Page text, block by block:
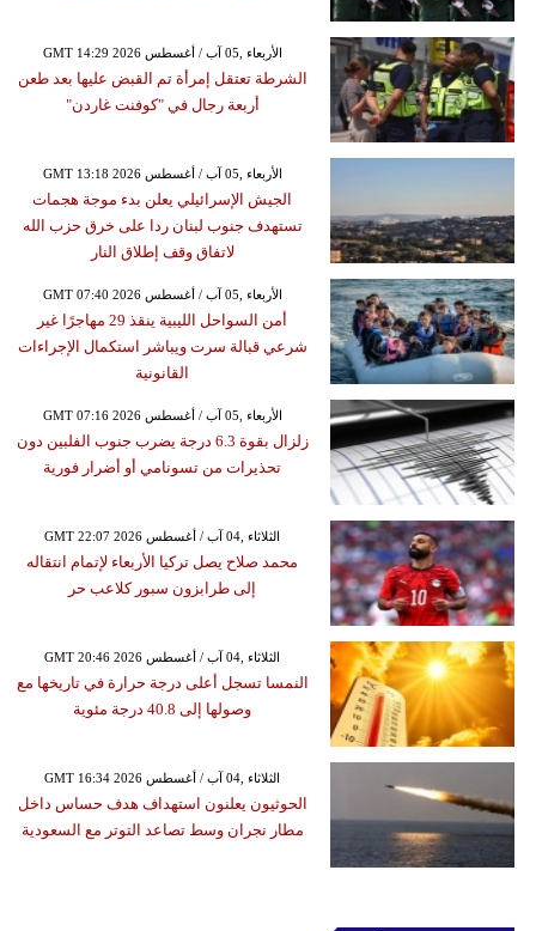
GMT 14:29 2026 الأربعاء ,05 آب / أغسطس
الشرطة تعتقل إمرأة تم القبض عليها بعد طعن
أربعة رجال في "كوفنت غاردن"
GMT 13:18 2026 الأربعاء ,05 آب / أغسطس
الجيش الإسرائيلي يعلن بدء موجة هجمات
تستهدف جنوب لبنان ردا على خرق حزب الله
لاتفاق وقف إطلاق النار
GMT 07:40 2026 الأربعاء ,05 آب / أغسطس
أمن السواحل الليبية ينقذ 29 مهاجرًا غير
شرعي قبالة سرت ويباشر استكمال الإجراءات
القانونية
GMT 07:16 2026 الأربعاء ,05 آب / أغسطس
زلزال بقوة 6.3 درجة يضرب جنوب الفلبين دون
تحذيرات من تسونامي أو أضرار فورية
GMT 22:07 2026 الثلاثاء ,04 آب / أغسطس
محمد صلاح يصل تركيا الأربعاء لإتمام انتقاله
إلى طرابزون سبور كلاعب حر
GMT 20:46 2026 الثلاثاء ,04 آب / أغسطس
النمسا تسجل أعلى درجة حرارة في تاريخها مع
وصولها إلى 40.8 درجة مئوية
GMT 16:34 2026 الثلاثاء ,04 آب / أغسطس
الحوثيون يعلنون استهداف هدف حساس داخل
مطار نجران وسط تصاعد التوتر مع السعودية